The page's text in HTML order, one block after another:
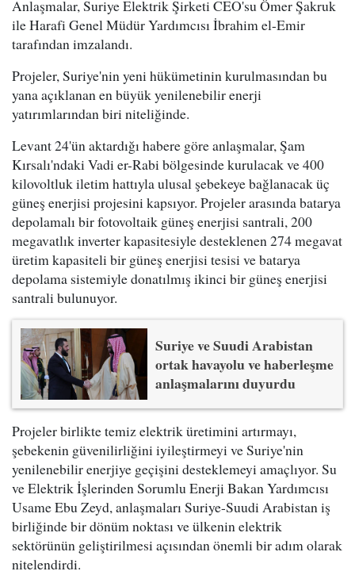
Anlaşmalar, Suriye Elektrik Şirketi CEO'su Ömer Şakruk
ile Harafi Genel Müdür Yardımcısı İbrahim el-Emir
tarafından imzalandı.
Projeler, Suriye'nin yeni hükümetinin kurulmasından bu
yana açıklanan en büyük yenilenebilir enerji
yatırımlarından biri niteliğinde.
Levant 24'ün aktardığı habere göre anlaşmalar, Şam
Kırsalı'ndaki Vadi er-Rabi bölgesinde kurulacak ve 400
kilovoltluk iletim hattıyla ulusal şebekeye bağlanacak üç
güneş enerjisi projesini kapsıyor. Projeler arasında batarya
depolamalı bir fotovoltaik güneş enerjisi santrali, 200
megavatlık inverter kapasitesiyle desteklenen 274 megavat
üretim kapasiteli bir güneş enerjisi tesisi ve batarya
depolama sistemiyle donatılmış ikinci bir güneş enerjisi
santrali bulunuyor.
Suriye ve Suudi Arabistan
ortak havayolu ve haberleşme
anlaşmalarını duyurdu
Projeler birlikte temiz elektrik üretimini artırmayı,
şebekenin güvenilirliğini iyileştirmeyi ve Suriye'nin
yenilenebilir enerjiye geçişini desteklemeyi amaçlıyor. Su
ve Elektrik İşlerinden Sorumlu Enerji Bakan Yardımcısı
Usame Ebu Zeyd, anlaşmaları Suriye-Suudi Arabistan iş
birliğinde bir dönüm noktası ve ülkenin elektrik
sektörünün geliştirilmesi açısından önemli bir adım olarak
nitelendirdi.